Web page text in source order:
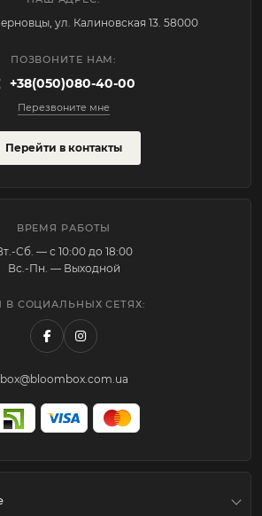
ул. Калиновская 13. 58000
ПОЗВОНИТЕ НАМ:
+38(050)080-40-00
Перезвоните мне
Перейти в контакты
ВРЕМЯ РАБОТЫ
Cб. — с 10:00 до 18:00
Вс.-Пн. — Выходной
В СОЦИАЛЬНЫХ СЕТЯХ:
box@bloombox.com.ua